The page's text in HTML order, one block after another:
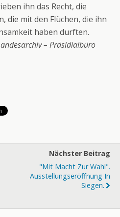
ihn das Recht, die
die mit den Flüchen, die ihn
haben durften.
– Präsidialbüro
Nächster Beitrag
"Mit Macht Zur Wahl".
Ausstellungseröffnung In
Siegen.